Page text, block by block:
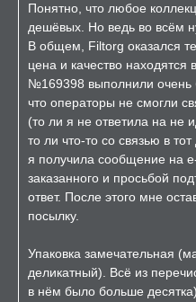
Понятно, что любое
дешёвых. Но ведь во всём
В общем, Filtorg оказался
цена и качество находятся
№169398 выполнили очень
что операторы не смогли
(то ли я не ответила на не
то ли что-то со связью в
я получила сообщение на
заказанного и просьбой
ответ. После этого мне
посылку.
Упаковка замечательная
деликатный). Всё из
в нём было больше